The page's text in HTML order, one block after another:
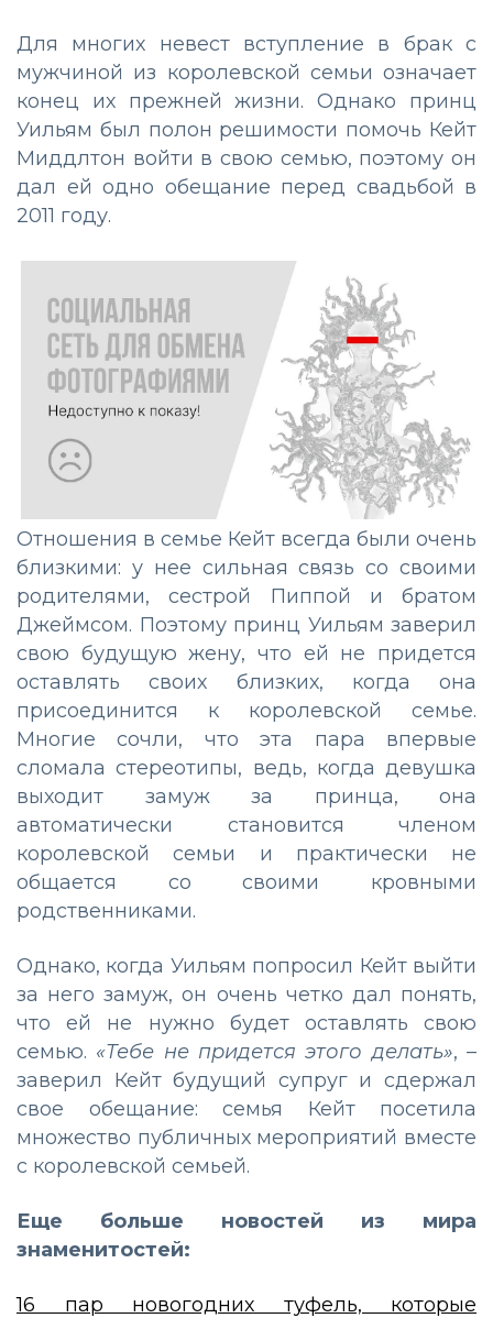
Для многих невест вступление в брак с
мужчиной из королевской семьи означает
конец их прежней жизни. Однако принц
Уильям был полон решимости помочь Кейт
Миддлтон войти в свою семью, поэтому он
дал ей одно обещание перед свадьбой в
2011 году.
Отношения в семье Кейт всегда были очень
близкими: у нее сильная связь со своими
родителями, сестрой Пиппой и братом
Джеймсом. Поэтому принц Уильям заверил
свою будущую жену, что ей не придется
оставлять своих близких, когда она
присоединится к королевской семье.
Многие сочли, что эта пара впервые
сломала стереотипы, ведь, когда девушка
выходит замуж за принца, она
автоматически становится членом
королевской семьи и практически не
общается со своими кровными
родственниками.
Однако, когда Уильям попросил Кейт выйти
за него замуж, он очень четко дал понять,
что ей не нужно будет оставлять свою
семью. «Тебе не придется этого делать», –
заверил Кейт будущий супруг и сдержал
свое обещание: семья Кейт посетила
множество публичных мероприятий вместе
с королевской семьей.
Еще больше новостей из мира
знаменитостей:
16 пар новогодних туфель, которые